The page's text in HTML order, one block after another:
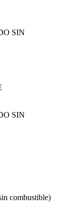
SIN
SIN
combustible)